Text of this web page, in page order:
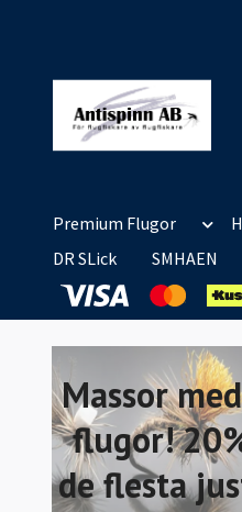
Premium Flugor
DR SLick
SMHAEN
Massor
flugor!
de flesta